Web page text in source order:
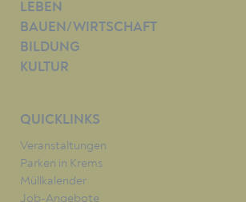
LEBEN
BAUEN/WIRTSCHAFT
BILDUNG
KULTUR
QUICKLINKS
Veranstaltungen
Parken in Krems
Müllkalender
Job-Angebote